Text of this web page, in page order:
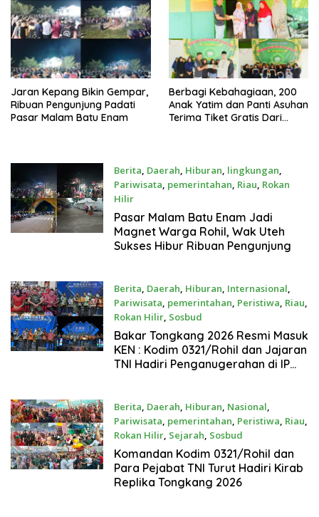
Jaran Kepang Bikin Gempar,
Ribuan Pengunjung Padati
Pasar Malam Batu Enam
Berbagi Kebahagiaan, 200
Anak Yatim dan Panti Asuhan
Terima Tiket Gratis Dari
Berita, Daerah, Hiburan, lingkungan,
Pariwisata, pemerintahan, Riau, Rokan
Hilir
Juli 4, 2026
Pasar Malam Batu Enam Jadi
Magnet Warga Rohil, Wak Uteh
Sukses Hibur Ribuan Pengunjung
Berita, Daerah, Hiburan, Internasional,
Pariwisata, pemerintahan, Peristiwa, Riau,
Rokan Hilir, Sosbud
Juli 1, 2026
Bakar Tongkang 2026 Resmi Masuk
KEN : Kodim 0321/Rohil dan Jajaran
TNI Hadiri Penganugerahan di IP
Berita, Daerah, Hiburan, Nasional,
Pariwisata, pemerintahan, Peristiwa, Riau,
Rokan Hilir, Sejarah, Sosbud
Juni 30, 2026
Komandan Kodim 0321/Rohil dan
Para Pejabat TNI Turut Hadiri Kirab
Replika Tongkang 2026